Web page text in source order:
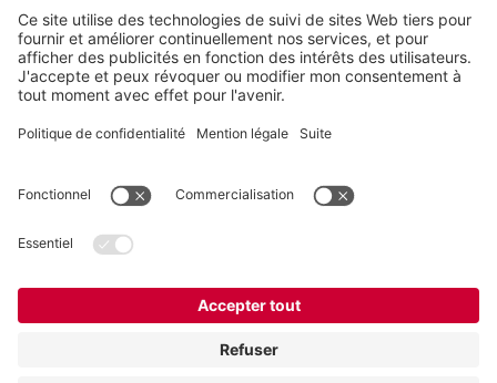
VOGELSANG BELGIUM N.V.
Slingerstraat 50
8820 Torhout
Belgique
Téléphone:+32 51 81 96 40